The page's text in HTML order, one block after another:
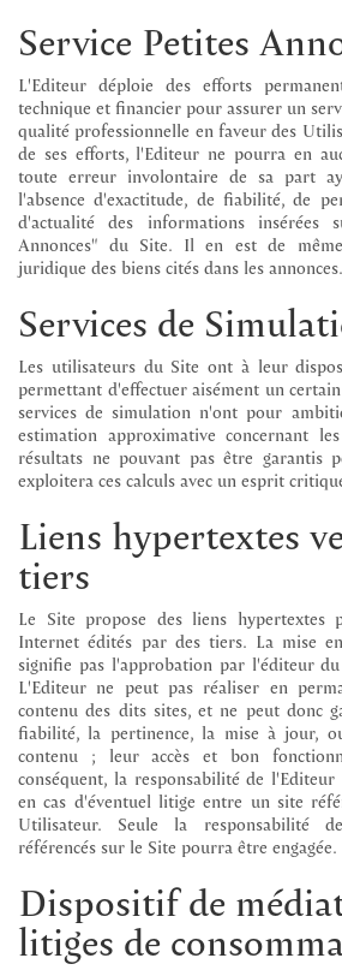
Service Petites
L'Editeur déploie des efforts
technique et financier pour assurer un
qualité professionnelle en faveur des
de ses efforts, l'Editeur ne pourra en
toute erreur involontaire de sa part
l'absence d'exactitude, de fiabilité, de
d'actualité des informations insérées
Annonces" du Site. Il en est de
juridique des biens cités dans les annonces.
Services de
Les utilisateurs du Site ont à leur
permettant d'effectuer aisément un
services de simulation n'ont pour
estimation approximative concernant
résultats ne pouvant pas être garantis
exploitera ces calculs avec un esprit
Liens hypertextes
tiers
Le Site propose des liens hypertextes
Internet édités par des tiers. La mise
signifie pas l'approbation par l'éditeur
L'Editeur ne peut pas réaliser en
contenu des dits sites, et ne peut donc
fiabilité, la pertinence, la mise à jour,
contenu ; leur accès et bon
conséquent, la responsabilité de
en cas d'éventuel litige entre un site
Utilisateur. Seule la responsabilité
référencés sur le Site pourra être engagée.
Dispositif de
litiges de